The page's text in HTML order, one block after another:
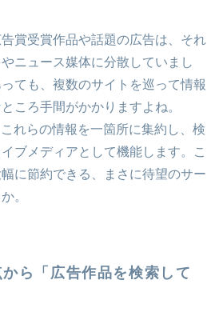
賞受賞作品や話題の広告は、それ
ニュース媒体に分散していまし
ても、複数のサイトを巡って情報
ころ手間がかかりますよね。
れらの情報を一箇所に集約し、検
ブメディアとして機能します。こ
に節約できる、まさに待望のサー
。
ら「広告作品を検索して